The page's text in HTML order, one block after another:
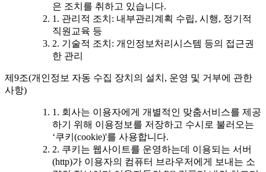
은 조치를 취하고 있습니다.
1. 관리적 조치: 내부관리계획 수립, 시행, 정기적
직원교육 등
2. 기술적 조치: 개인정보처리시스템 등의 접근권
한 관리
제9조(개인정보 자동 수집 장치의 설치, 운영 및 거부에 관한
사항)
1. 회사는 이용자에게 개별적인 맞춤서비스를 제공
하기 위해 이용정보를 저장하고 수시로 불러오는
‘쿠키(cookie)'를 사용합니다.
2. 쿠키는 웹사이트를 운영하는데 이용되는 서버
(http)가 이용자의 컴퓨터 브라우저에게 보내는 소